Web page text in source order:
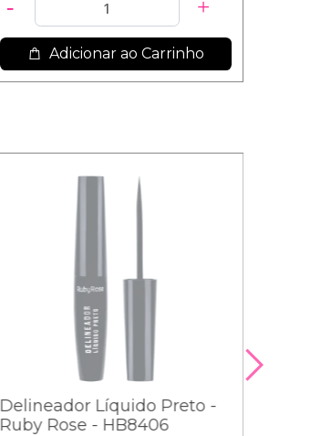
Adicionar ao Carrinho
Delineador Líquido Preto -
Ruby Rose - HB8406